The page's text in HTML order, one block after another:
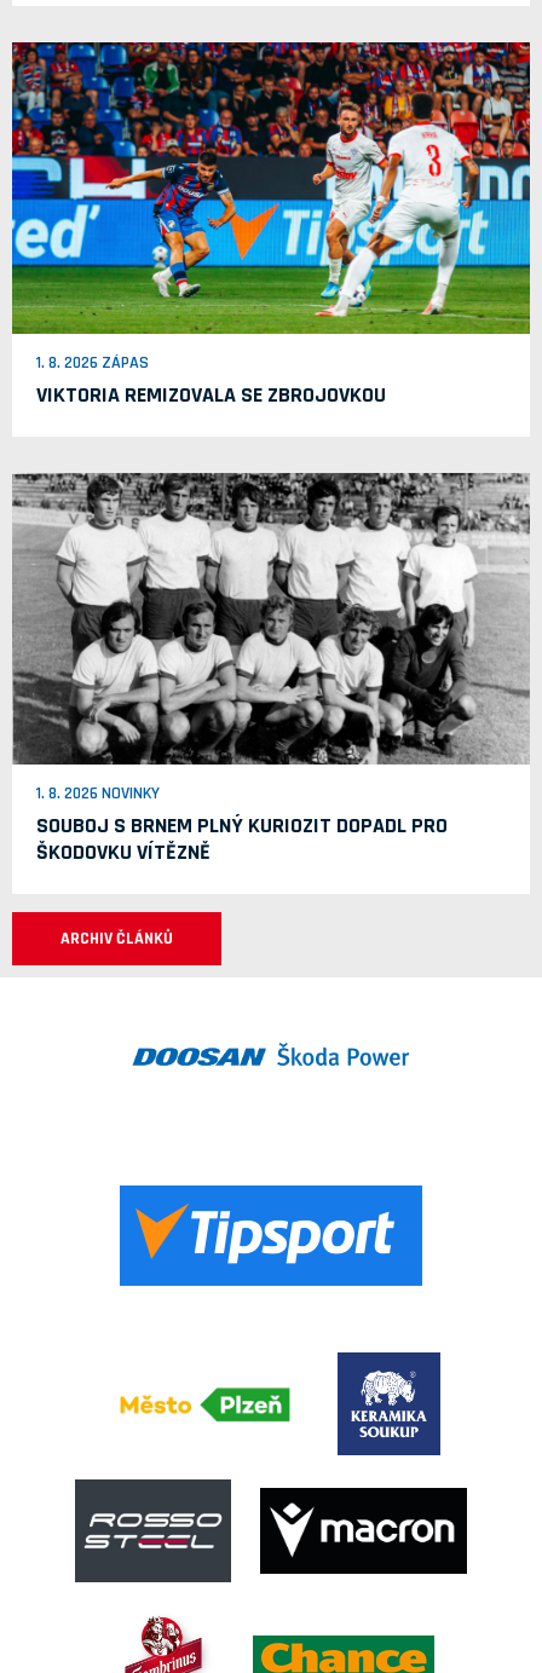
1. 8. 2026 ZÁPAS
VIKTORIA REMIZOVALA SE ZBROJOVKOU
1. 8. 2026 NOVINKY
SOUBOJ S BRNEM PLNÝ KURIOZIT DOPADL PRO
ŠKODOVKU VÍTĚZNĚ
ARCHIV ČLÁNKŮ